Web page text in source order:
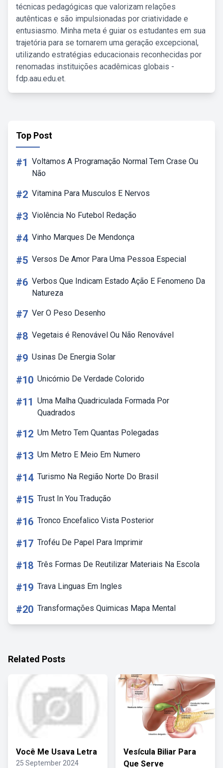
técnicas pedagógicas que valorizam relações
autênticas e são impulsionadas por criatividade e
entusiasmo. Minha meta é guiar os estudantes em sua
trajetória para se tornarem uma geração excepcional,
utilizando estratégias educacionais reconhecidas por
renomadas instituições acadêmicas globais -
fdp.aau.edu.et.
Top Post
#1 Voltamos A Programação Normal Tem Crase Ou
Não
#2 Vitamina Para Musculos E Nervos
#3 Violência No Futebol Redação
#4 Vinho Marques De Mendonça
#5 Versos De Amor Para Uma Pessoa Especial
#6 Verbos Que Indicam Estado Ação E Fenomeno Da
Natureza
#7 Ver O Peso Desenho
#8 Vegetais é Renovável Ou Não Renovável
#9 Usinas De Energia Solar
#10 Unicórnio De Verdade Colorido
#11 Uma Malha Quadriculada Formada Por
Quadrados
#12 Um Metro Tem Quantas Polegadas
#13 Um Metro E Meio Em Numero
#14 Turismo Na Região Norte Do Brasil
#15 Trust In You Tradução
#16 Tronco Encefalico Vista Posterior
#17 Troféu De Papel Para Imprimir
#18 Três Formas De Reutilizar Materiais Na Escola
#19 Trava Linguas Em Ingles
#20 Transformações Quimicas Mapa Mental
Related Posts
Você Me Usava Letra
25 September 2024
Vesícula Biliar Para
Que Serve